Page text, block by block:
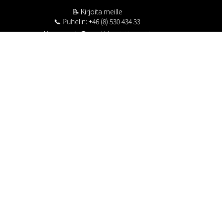
📝 Kirjoita meille
📞 Puhelin: +46 (8) 530 434 33
Maanantai - Torstai klo 10.00 - 17.00